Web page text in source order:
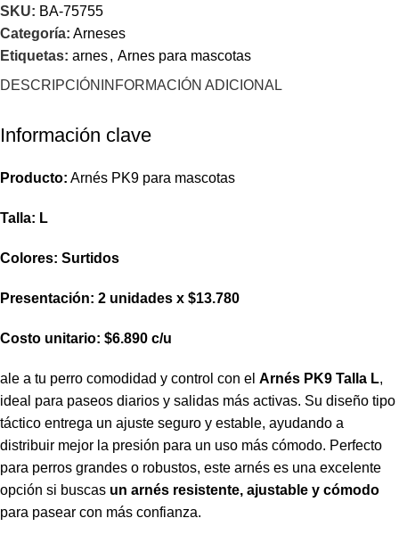
SKU: BA-75755
Categoría: Arneses
Etiquetas: arnes, Arnes para mascotas
DESCRIPCIÓN INFORMACIÓN ADICIONAL
Información clave
Producto: Arnés PK9 para mascotas
Talla: L
Colores: Surtidos
Presentación: 2 unidades x $13.780
Costo unitario: $6.890 c/u
ale a tu perro comodidad y control con el Arnés PK9 Talla L,
ideal para paseos diarios y salidas más activas. Su diseño tipo
táctico entrega un ajuste seguro y estable, ayudando a
distribuir mejor la presión para un uso más cómodo. Perfecto
para perros grandes o robustos, este arnés es una excelente
opción si buscas un arnés resistente, ajustable y cómodo
para pasear con más confianza.